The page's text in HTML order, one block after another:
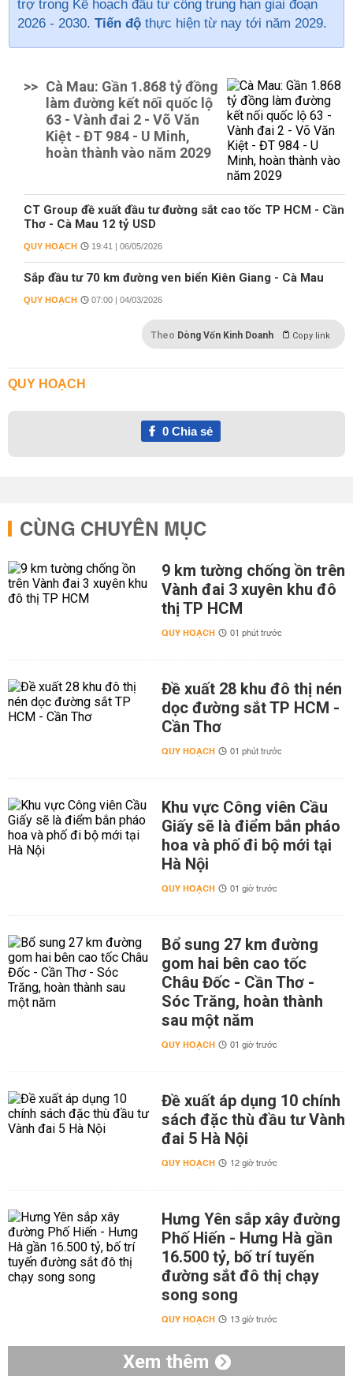
trợ trong Kế hoạch đầu tư công trung hạn giai đoạn
2026 - 2030. Tiến độ thực hiện từ nay tới năm 2029.
>> Cà Mau: Gần 1.868 tỷ đồng
làm đường kết nối quốc lộ
63 - Vành đai 2 - Võ Văn
Kiệt - ĐT 984 - U Minh,
hoàn thành vào năm 2029
CT Group đề xuất đầu tư đường sắt cao tốc TP HCM - Cần
Thơ - Cà Mau 12 tỷ USD
QUY HOẠCH 19:41 | 06/05/2026
Sắp đầu tư 70 km đường ven biển Kiên Giang - Cà Mau
QUY HOẠCH 07:00 | 04/03/2026
Theo Dòng Vốn Kinh Doanh Copy link
QUY HOẠCH
0Chia sẻ
CÙNG CHUYÊN MỤC
9 km tường chống ồn trên
Vành đai 3 xuyên khu đô
thị TP HCM
QUY HOẠCH 01 phút trước
Đề xuất 28 khu đô thị nén
dọc đường sắt TP HCM -
Cần Thơ
QUY HOẠCH 01 phút trước
Khu vực Công viên Cầu
Giấy sẽ là điểm bắn pháo
hoa và phố đi bộ mới tại
Hà Nội
QUY HOẠCH 01 giờ trước
Bổ sung 27 km đường
gom hai bên cao tốc
Châu Đốc - Cần Thơ -
Sóc Trăng, hoàn thành
sau một năm
QUY HOẠCH 01 giờ trước
Đề xuất áp dụng 10 chính
sách đặc thù đầu tư Vành
đai 5 Hà Nội
QUY HOẠCH 12 giờ trước
Hưng Yên sắp xây đường
Phố Hiến - Hưng Hà gần
16.500 tỷ, bố trí tuyến
đường sắt đô thị chạy
song song
QUY HOẠCH 13 giờ trước
Xem thêm